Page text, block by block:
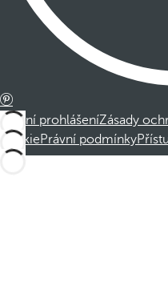
Právní prohlášeníZásady
cookiePrávní podmínky